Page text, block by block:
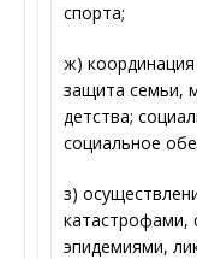
спорта;
ж)
защита семьи,
детства;
социальное
з)
катастрофами,
эпидемиями,